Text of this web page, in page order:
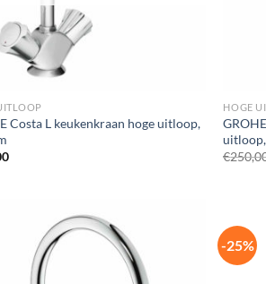
Costa L keukenkraan hoge uitloop,
HOGE
€
-25%